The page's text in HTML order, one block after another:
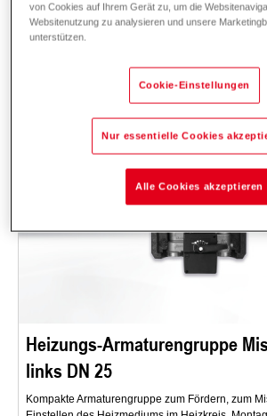
BeschreibungDaten und PreiseDownloads
Heizungs-Armaturengruppe
links DN 25
Kompakte Armaturengruppe zum Fördern, zum
von Cookies auf Ihrem Gerät zu, um die
Websitenutzung zu analysieren und unsere
unterstützen.
Cookie-Einstellungen
Nur essentielle Cookies
Alle Cookies akzeptieren